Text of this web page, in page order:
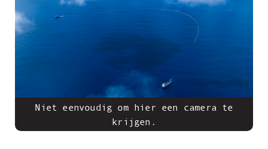
Niet eenvoudig om hier een camera te
krijgen.